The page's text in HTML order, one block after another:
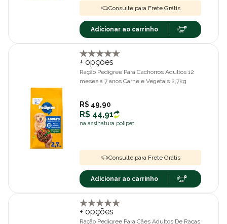
Consulte para Frete Grátis
Adicionar ao carrinho
+ opções
Ração Pedigree Para Cachorros Adultos 12
meses a 7 anos Carne e Vegetais 2,7kg
R$ 49,90
R$ 44,91
na assinatura polipet
Consulte para Frete Grátis
Adicionar ao carrinho
+ opções
Ração Pedigree Para Cães Adultos De Raças